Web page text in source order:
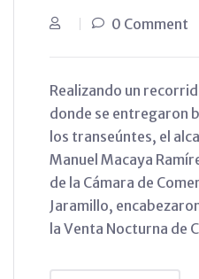
0 Comment
Realizando un
donde se entregaron
los transeúntes, el
Manuel Macaya
de la Cámara de
Jaramillo,
la Venta Nocturna de